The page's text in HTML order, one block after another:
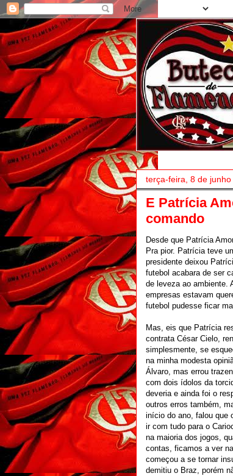
terça-feira, 8 de
E Patrícia
comando
Desde que Patrícia
Pra pior. Patrícia teve
presidente deixou
futebol acabara de ser
de leveza ao ambiente.
empresas estavam
futebol pudesse ficar
Mas, eis que Patrícia
contrata César Cielo,
simplesmente, se
na minha modesta
Álvaro, mas errou
com dois ídolos da
deveria e ainda foi o
outros erros também,
início do ano, falou que
ir com tudo para o
na maioria dos jogos,
contas, ficamos a ver
começou a se tornar
demitiu o Braz, porém